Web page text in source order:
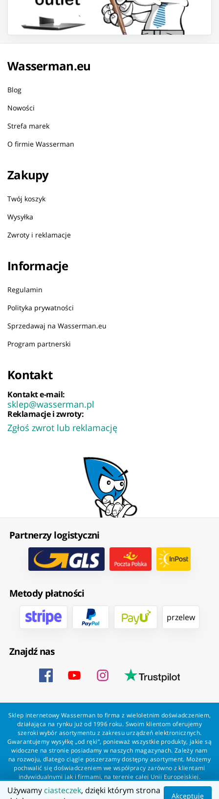
Wasserman.eu
Blog
Nowości
Strefa marek
O firmie Wasserman
Zakupy
Twój koszyk
Wysyłka
Zwroty i reklamacje
Informacje
Regulamin
Polityka prywatności
Sprzedawaj na Wasserman.eu
Program partnerski
Kontakt
Kontakt e-mail:
sklep@wasserman.pl
Reklamacje i zwroty:
Zgłoś zwrot lub reklamację
Partnerzy logistyczni
Metody płatności
przelew
Znajdź nas
Sklep internetowy Wasserman to firma z wieloletnim doświadczeniem,
działająca na rynku już od 1996 roku. Swoim klientom oferujemy
szeroki wybór asortymentu z zakresu urządzeń elektronicznych.
Gwarantujemy wysyłkę „od ręki”, ponieważ wszystkie produkty, jakie są
widoczne na stronie posiadamy w naszych magazynach. Zależy nam
na rozwoju, dlatego ciągle poszerzamy dostępny asortyment. Możemy
pochwalić się doświadczeniem we współpracy zarówno z klientami
indywidualnymi jak i firmami, na terenie całej Unii Europejskiej.
Zapewniamy profesjonalną obsługę każdego klienta oraz szybką i
bezproblemową realizację zamówień. Wasserman - wszystko dla
Używamy ciasteczek, dzięki którym strona
Akceptuję